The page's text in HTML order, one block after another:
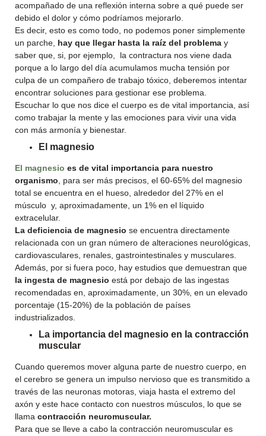
acompañado de una reflexión interna sobre a qué puede ser
debido el dolor y cómo podríamos mejorarlo.
Es decir, esto es como todo, no podemos poner simplemente
un parche, hay que llegar hasta la raíz del problema y
saber que, si, por ejemplo, la contractura nos viene dada
porque a lo largo del día acumulamos mucha tensión por
culpa de un compañero de trabajo tóxico, deberemos intentar
encontrar soluciones para gestionar ese problema.
Escuchar lo que nos dice el cuerpo es de vital importancia, así
como trabajar la mente y las emociones para vivir una vida
con más armonía y bienestar.
El magnesio
El magnesio es de vital importancia para nuestro
organismo , para ser más precisos, el 60-65% del magnesio
total se encuentra en el hueso, alrededor del 27% en el
músculo y, aproximadamente, un 1% en el líquido
extracelular.
La deficiencia de magnesio se encuentra directamente
relacionada con un gran número de alteraciones neurológicas,
cardiovasculares, renales, gastrointestinales y musculares.
Además, por si fuera poco, hay estudios que demuestran que
la ingesta de magnesio está por debajo de las ingestas
recomendadas en, aproximadamente, un 30%, en un elevado
porcentaje (15-20%) de la población de países
industrializados.
La importancia del magnesio en la contracción
muscular
Cuando queremos mover alguna parte de nuestro cuerpo, en
el cerebro se genera un impulso nervioso que es transmitido a
través de las neuronas motoras, viaja hasta el extremo del
axón y este hace contacto con nuestros músculos, lo que se
llama contracción neuromuscular.
Para que se lleve a cabo la contracción neuromuscular es